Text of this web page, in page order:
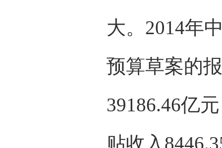
大。2014年
预算草案的
39186.46亿
贴收入